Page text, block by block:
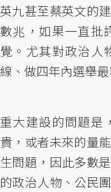
英九甚至蔡英文的
數兆，如果一直批
覺。尤其對政治人
線、做四年內選舉
重大建設的問題是
貴，或者未來的量
生問題，因此多數
的政治人物、公民